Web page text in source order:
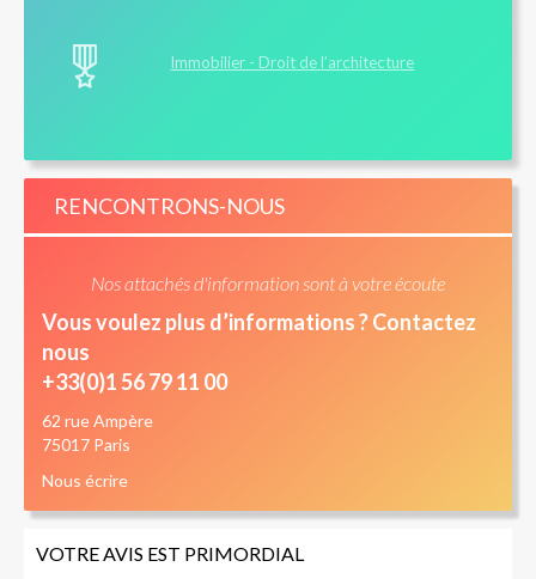
Immobilier - Droit de l’architecture
RENCONTRONS-NOUS
Nos attachés d'information sont à votre écoute
Vous voulez plus d’informations ? Contactez
nous
+33(0)1 56 79 11 00
62 rue Ampère
75017 Paris
Nous écrire
VOTRE AVIS EST PRIMORDIAL